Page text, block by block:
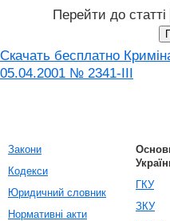
Перейти до статті
Скачать бесплатно
05.04.2001 № 2341-III
Закони
Кодекси
Юридичний словник
Нормативні акти
ГКУ
ЗКУ